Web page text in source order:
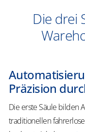
Die drei
Präzision
Die erste Säule bilden
traditionellen